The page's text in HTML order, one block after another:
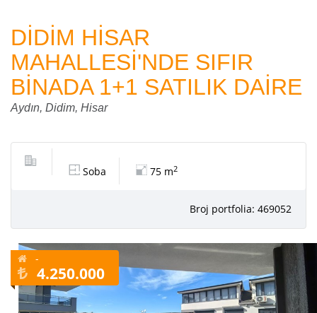
DİDİM HİSAR
MAHALLESİ'NDE SIFIR
BİNADA 1+1 SATILIK DAİRE
Aydın, Didim, Hisar
Soba 75 m2
Broj portfolia: 469052
-
4.250.000